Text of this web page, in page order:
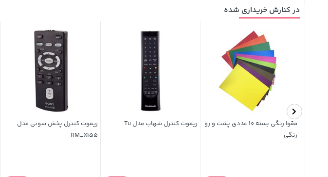
در کنارش خریداری شده
مقوا رنگی بسته 10 عددی پشت و رو
رنگی
ریموت کنترل شهاب مدل Tu
ریموت کنترل پخش سونی مدل
RM_X155